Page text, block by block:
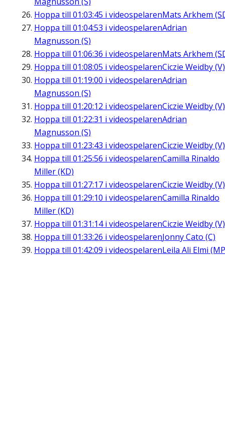
Hoppa till 01:03:45 i videospelarenMats Arkhem
Hoppa till 01:04:53 i videospelarenAdrian
Magnusson (S)
Hoppa till 01:06:36 i videospelarenMats Arkhem
Hoppa till 01:08:05 i videospelarenCiczie Weidby (V)
Hoppa till 01:19:00 i videospelarenAdrian
Magnusson (S)
Hoppa till 01:20:12 i videospelarenCiczie Weidby (V)
Hoppa till 01:22:31 i videospelarenAdrian
Magnusson (S)
Hoppa till 01:23:43 i videospelarenCiczie Weidby (V)
Hoppa till 01:25:56 i videospelarenCamilla Rinaldo
Miller (KD)
Hoppa till 01:27:17 i videospelarenCiczie Weidby (V)
Hoppa till 01:29:10 i videospelarenCamilla Rinaldo
Miller (KD)
Hoppa till 01:31:14i videospelarenCiczie Weidby (V)
Hoppa till 01:33:26 i videospelarenJonny Cato (C)
Hoppa till 01:42:09 i videospelarenLeila Ali Elmi